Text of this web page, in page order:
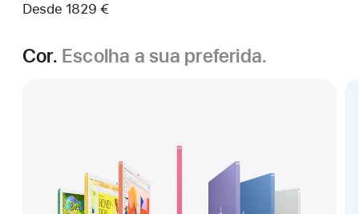
Desde 1829 €
Cor. Escolha a sua preferida.